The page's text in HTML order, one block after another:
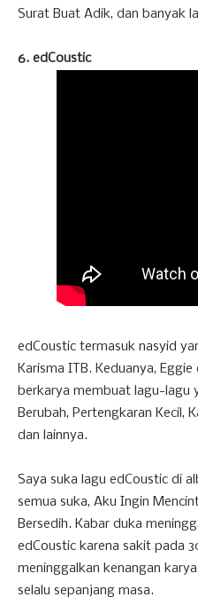
Surat Buat Adik, dan banyak
6. edCoustic
edCoustic termasuk nasyid
Karisma ITB. Keduanya,
berkarya membuat lagu-lagu
Berubah, Pertengkaran Kecil,
dan lainnya.
Saya suka lagu edCoustic di
semua suka, Aku Ingin
Bersedih. Kabar duka
edCoustic karena sakit pada
meninggalkan kenangan
selalu sepanjang masa.